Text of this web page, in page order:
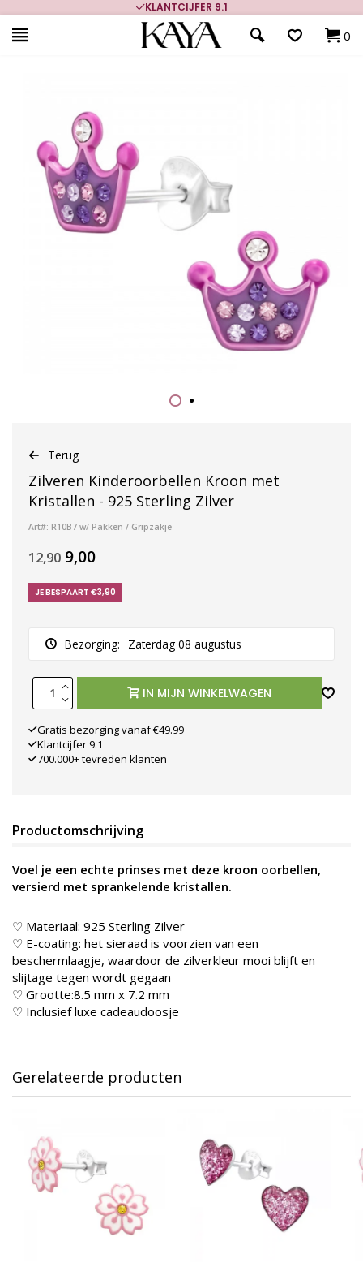
KLANTCIJFER 9.1
0
Terug
Zilveren Kinderoorbellen Kroon met
Kristallen - 925 Sterling Zilver
Art#: R10B7 w/ Pakken / Gripzakje
12,90 9,00
JE BESPAART €3,90
Bezorging: Zaterdag 08 augustus
IN MIJN WINKELWAGEN
Gratis bezorging vanaf €49.99
Klantcijfer 9.1
700.000+ tevreden klanten
Productomschrijving
Voel je een echte prinses met deze kroon oorbellen,
versierd met sprankelende kristallen.
♡ Materiaal: 925 Sterling Zilver
♡ E-coating: het sieraad is voorzien van een
beschermlaagje, waardoor de zilverkleur mooi blijft en
slijtage tegen wordt gegaan
♡ Grootte:8.5 mm x 7.2 mm
♡ Inclusief luxe cadeaudoosje
Gerelateerde producten